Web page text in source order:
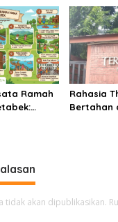
Ramah
Rahasia
Bertahan
tidak akan dipublikasikan.